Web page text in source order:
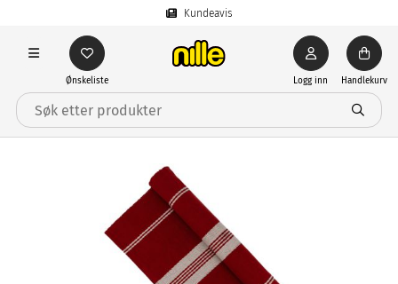
Kundeavis
Ønskeliste Logg inn Handlekurv